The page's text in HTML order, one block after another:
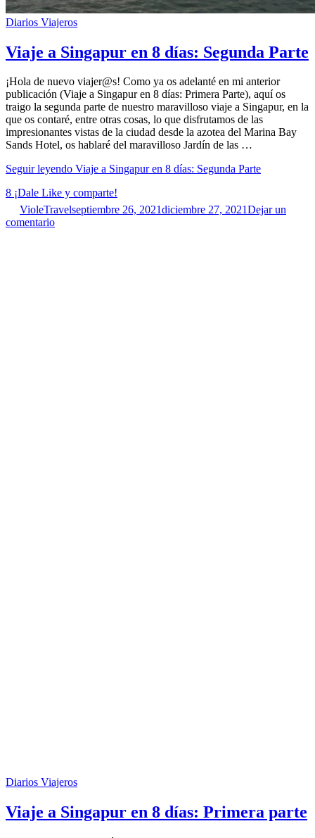
Diarios Viajeros
Viaje a Singapur en 8 días: Segunda Parte
¡Hola de nuevo viajer@s! Como ya os adelanté en mi anterior
publicación (Viaje a Singapur en 8 días: Primera Parte), aquí os
traigo la segunda parte de nuestro maravilloso viaje a Singapur, en la
que os contaré, entre otras cosas, lo que disfrutamos de las
impresionantes vistas de la ciudad desde la azotea del Marina Bay
Sands Hotel, os hablaré del maravilloso Jardín de las …
Seguir leyendo Viaje a Singapur en 8 días: Segunda Parte
8 ¡Dale Like y comparte!
VioleTravelseptiembre 26, 2021diciembre 27, 2021Dejar un
comentario
Diarios Viajeros
Viaje a Singapur en 8 días: Primera parte